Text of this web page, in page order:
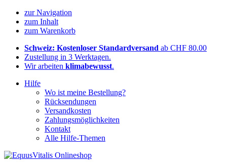
zur Navigation
zum Inhalt
zum Warenkorb
Schweiz: Kostenloser Standardversand ab CHF 80.00
Zustellung in 3 Werktagen.
Wir arbeiten klimabewusst.
Hilfe
Wo ist meine Bestellung?
Rücksendungen
Versandkosten
Zahlungsmöglichkeiten
Kontakt
Alle Hilfe-Themen